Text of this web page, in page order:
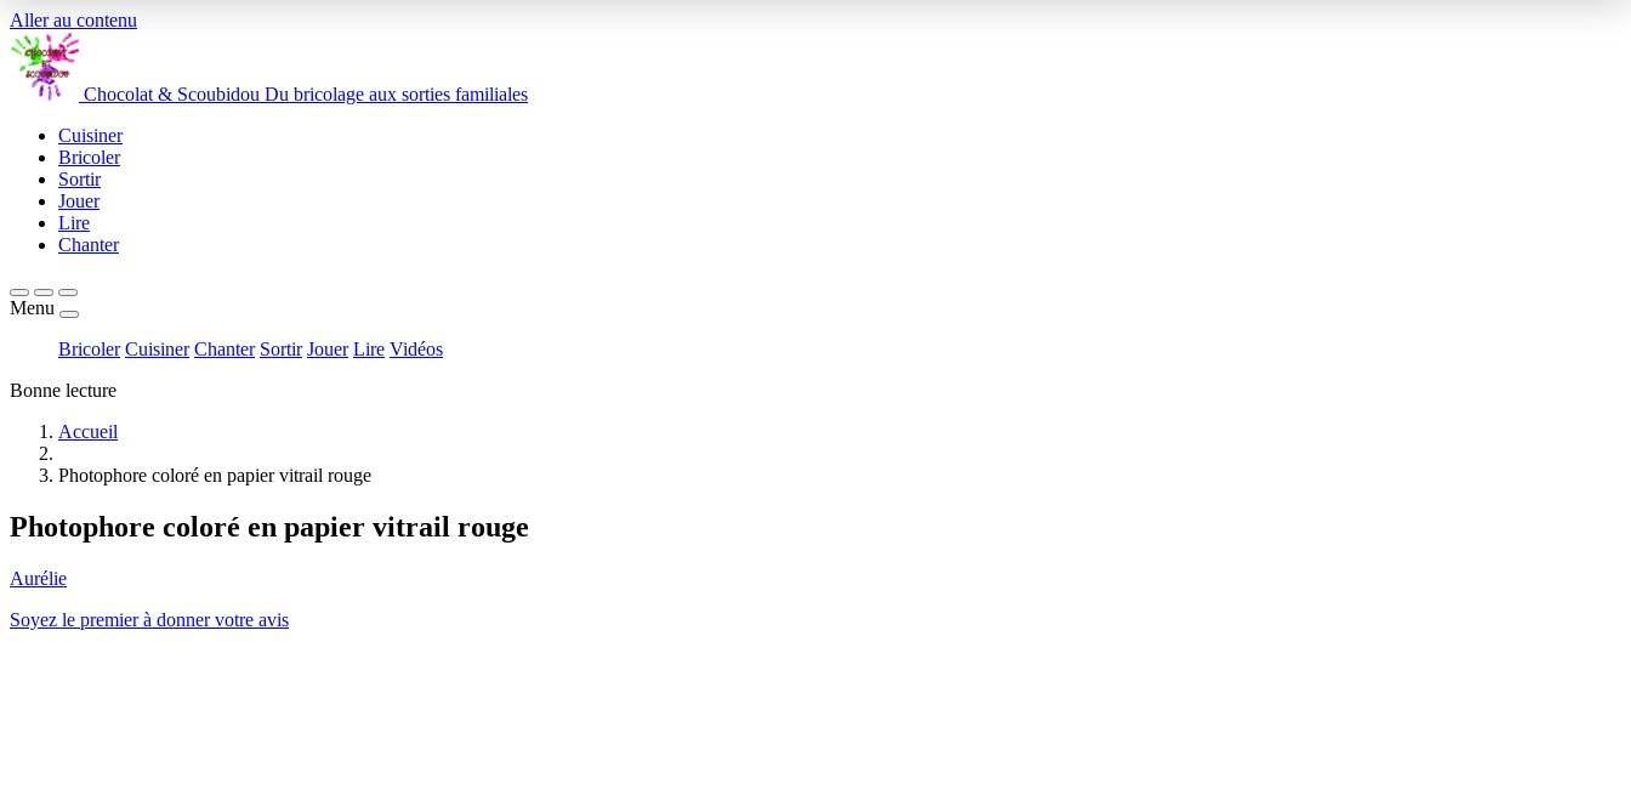
Aller au contenu
Chocolat & Scoubidou Du bricolage aux sorties familiales
Cuisiner
Bricoler
Sortir
Jouer
Lire
Chanter
Menu
Bricoler Cuisiner Chanter Sortir Jouer Lire Vidéos
Bonne lecture
Accueil
Photophore coloré en papier vitrail rouge
Photophore coloré en papier vitrail rouge
Aurélie
Soyez le premier à donner votre avis